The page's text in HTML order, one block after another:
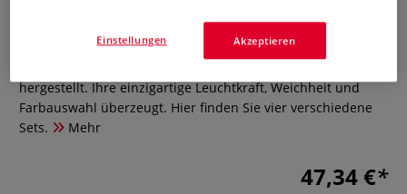
Die SENNELIER Softpastellfarben sind hochwertig
hergestellt. Ihre einzigartige Leuchtkraft, Weichheit und
Farbauswahl überzeugt. Hier finden Sie vier verschiedene
Sets.
Mehr
47,34 €
Akzeptieren
Einstellungen